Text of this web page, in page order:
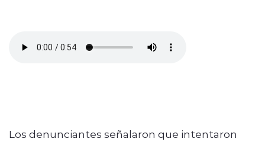
Los denunciantes señalaron que intentaron